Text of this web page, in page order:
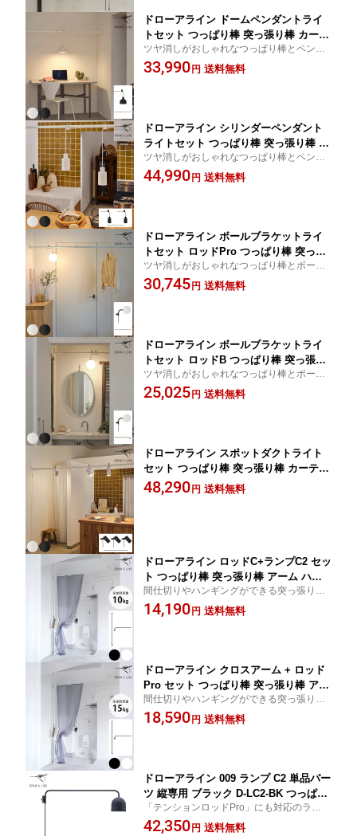
ドローアライン ドームペンダントライ
トセット つっぱり棒 突っ張り棒 カーテ
ン 2m以上 おしゃれ ラック パーテーシ
ョン ハンギング 吊るす ツヤ消し
ツヤ消しがおしゃれなつっぱり棒とペンダ
ントライトのセット
33,990 円 送料無料
ドローアライン シリンダーペンダント
ライトセット つっぱり棒 突っ張り棒 カ
ーテン 2m以上 おしゃれ ラック パーテ
ーション ハンギング 吊るす ツヤ消し
ツヤ消しがおしゃれなつっぱり棒とペンダ
ントライトのセット
44,990 円 送料無料
ドローアライン ボールブラケットライ
トセット ロッドPro つっぱり棒 突っ張
り棒 カーテン 2m以上 おしゃれ ラック
パーテーション ハンギング 吊るす ツヤ
ツヤ消しがおしゃれなつっぱり棒とボール
ランプのセット
30,745 円 送料無料
ドローアライン ボールブラケットライ
トセット ロッドB つっぱり棒 突っ張り
棒 伸縮 おしゃれ モノトーン 北欧 イン
ダストリアル アイアン ツヤ消し インテ
ツヤ消しがおしゃれなつっぱり棒とボール
ランプのセット
25,025 円 送料無料
ドローアライン スポットダクトライト
セット つっぱり棒 突っ張り棒 カーテン
2m以上 おしゃれ ラック パーテーショ
ン ハンギング 吊るす ツヤ消し
48,290 円 送料無料
ドローアライン ロッドC+ランプC2 セッ
ト つっぱり棒 突っ張り棒 アーム ハン
ガー ポール 掛ける 仕切る 間仕切り 黒
白
間仕切りやハンギングができる突っ張り＆
アームセット
14,190 円 送料無料
ドローアライン クロスアーム + ロッド
Pro セット つっぱり棒 突っ張り棒 アー
ム ハンガー ポール 掛ける 仕切る 間仕
切り 黒 白
間仕切りやハンギングができる突っ張り＆
アームセット
18,590 円 送料無料
ドローアライン 009 ランプ C2 単品パー
ツ 縦専用 ブラック D-LC2-BK つっぱり
棒 突っ張り棒 伸縮 おしゃれ 黒 北欧 イ
ンダストリアル アイアン ツヤ消し イン
「テンションロッドPro」にも対応のランプ
ガードパーツ
42,350 円 送料無料